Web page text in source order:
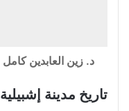
د. زين العابدين كامل
تاريخ مدينة إشبيلية